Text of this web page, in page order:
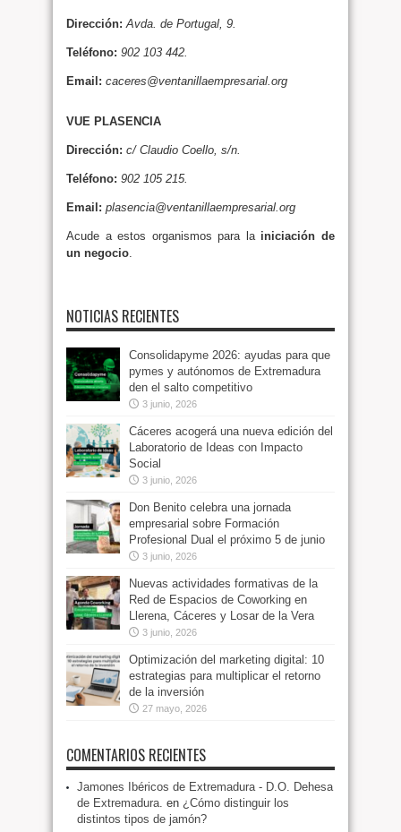
Dirección: Avda. de Portugal, 9.
Teléfono: 902 103 442.
Email: caceres@ventanillaempresarial.org
VUE PLASENCIA
Dirección: c/ Claudio Coello, s/n.
Teléfono: 902 105 215.
Email: plasencia@ventanillaempresarial.org
Acude a estos organismos para lainiciación de
un negocio.
NOTICIAS RECIENTES
Consolidapyme 2026: ayudas para que
pymes y autónomos de Extremadura
den el salto competitivo
3 junio, 2026
Cáceres acogerá una nueva edición del
Laboratorio de Ideas con Impacto
Social
3 junio, 2026
Don Benito celebra una jornada
empresarial sobre Formación
Profesional Dual el próximo 5 de junio
3 junio, 2026
Nuevas actividades formativas de la
Red de Espacios de Coworking en
Llerena, Cáceres y Losar de la Vera
3 junio, 2026
Optimización del marketing digital: 10
estrategias para multiplicar el retorno
de la inversión
27 mayo, 2026
COMENTARIOS RECIENTES
Jamones Ibéricos de Extremadura - D.O. Dehesa
de Extremadura. en ¿Cómo distinguir los
distintos tipos de jamón?